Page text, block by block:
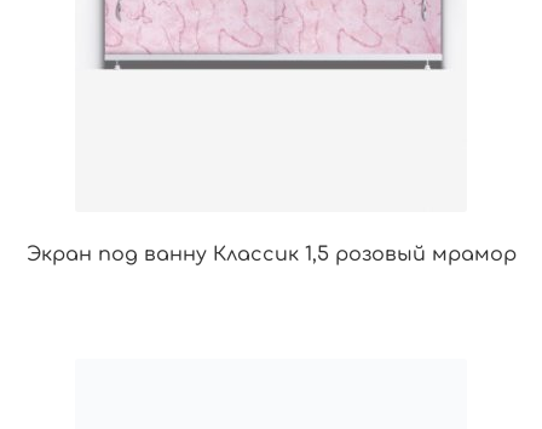
Экран под ванну Классик 1,5 розовый мрамор